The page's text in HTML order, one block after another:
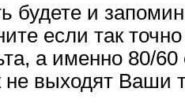
будете и
если так
а именно 80/60
не выходят Ваши